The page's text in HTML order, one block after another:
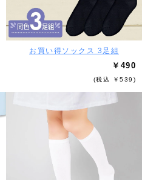
お買い得ソックス 3足組
￥490
(税込 ￥539)